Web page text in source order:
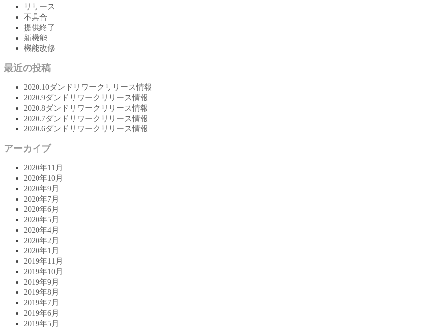
リリース
不具合
提供終了
新機能
機能改修
最近の投稿
2020.10ダンドリワークリリース情報
2020.9ダンドリワークリリース情報
2020.8ダンドリワークリリース情報
2020.7ダンドリワークリリース情報
2020.6ダンドリワークリリース情報
アーカイブ
2020年11月
2020年10月
2020年9月
2020年7月
2020年6月
2020年5月
2020年4月
2020年2月
2020年1月
2019年11月
2019年10月
2019年9月
2019年8月
2019年7月
2019年6月
2019年5月